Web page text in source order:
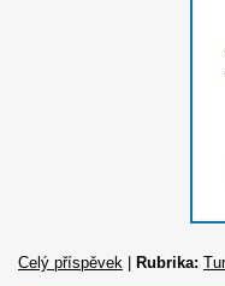
Celý příspěvek Rubrika: